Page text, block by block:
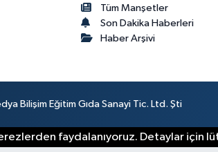
Tüm Manşetler
Son Dakika Haberleri
Haber Arşivi
Bilişim Eğitim Gıda Sanayi Tic. Ltd. Şti
faydalanıyoruz. Detaylar için